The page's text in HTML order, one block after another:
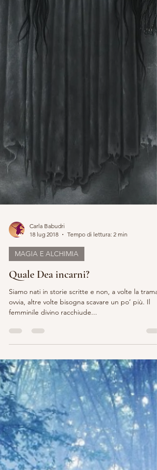
Carla Babudri
18 lug 2018
Tempo di lettura: 2 min
MAGIA E ALCHIMIA
Quale Dea incarni?
Siamo nati in storie scritte e non, a volte la trama
femminile divino racchiude...